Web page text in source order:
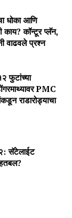
धोका आणि
काय? कॉन्टूर प्लॅन,
वाढवले प्रश्न
फुटांच्या
PMC
राडारोड्याचा
सॅटेलाईट